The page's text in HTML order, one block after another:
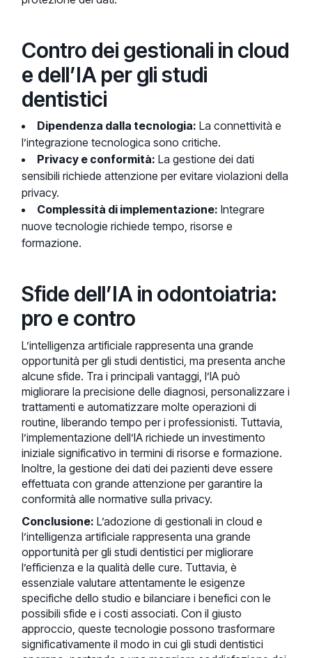
Contro dei gestionali in cloud
e dell’IA per gli studi
dentistici
Dipendenza dalla tecnologia: La connettività e
l’integrazione tecnologica sono critiche.
Privacy e conformità: La gestione dei dati
sensibili richiede attenzione per evitare violazioni della
privacy.
Complessità di implementazione: Integrare
nuove tecnologie richiede tempo, risorse e
formazione.
Sfide dell’IA in odontoiatria:
pro e contro
L’intelligenza artificiale rappresenta una grande
opportunità per gli studi dentistici, ma presenta anche
alcune sfide. Tra i principali vantaggi, l’IA può
migliorare la precisione delle diagnosi, personalizzare i
trattamenti e automatizzare molte operazioni di
routine, liberando tempo per i professionisti. Tuttavia,
l’implementazione dell’IA richiede un investimento
iniziale significativo in termini di risorse e formazione.
Inoltre, la gestione dei dati dei pazienti deve essere
effettuata con grande attenzione per garantire la
conformità alle normative sulla privacy.
Conclusione: L’adozione di gestionali in cloud e
l’intelligenza artificiale rappresenta una grande
opportunità per gli studi dentistici per migliorare
l’efficienza e la qualità delle cure. Tuttavia, è
essenziale valutare attentamente le esigenze
specifiche dello studio e bilanciare i benefici con le
possibili sfide e i costi associati. Con il giusto
approccio, queste tecnologie possono trasformare
significativamente il modo in cui gli studi dentistici